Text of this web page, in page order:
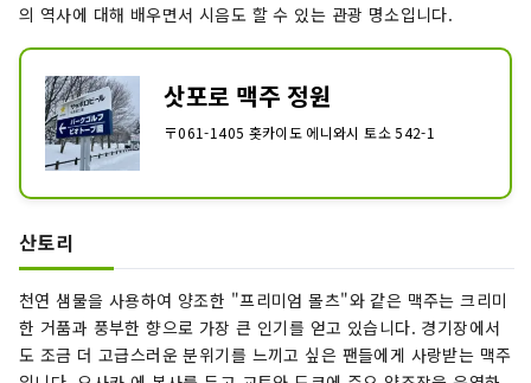
의 역사에 대해 배우면서 시음도 할 수 있는 관광 명소입니다.
삿포로 맥주 정원
〒061-1405 홋카이도 에니와시 토소 542-1
산토리
천연 샘물을 사용하여 양조한 "프리미엄 몰츠"와 같은 맥주는 크리미
한 거품과 풍부한 향으로 가장 큰 인기를 얻고 있습니다. 경기장에서
도 조금 더 고급스러운 분위기를 느끼고 싶은 팬들에게 사랑받는 맥주